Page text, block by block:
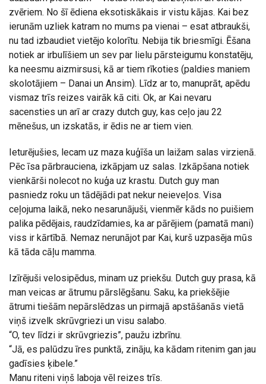
zvēriem. No šī ēdiena eksotiskākais ir vistu kājas. Kai bez
ierunām uzliek katram no mums pa vienai – esat atbraukši,
nu tad izbaudiet vietējo kolorītu. Nebija tik briesmīgi. Ēšana
notiek ar irbulīšiem un sev par lielu pārsteigumu konstatēju,
ka neesmu aizmirsusi, kā ar tiem rīkoties (paldies maniem
skolotājiem – Danai un Ansim). Līdz ar to, manuprāt, apēdu
vismaz trīs reizes vairāk kā citi. Ok, ar Kai nevaru
sacensties un arī ar crazy dutch guy, kas ceļo jau 22
mēnešus, un izskatās, ir ēdis ne ar tiem vien.
Ieturējušies, lecam uz maza kuģīša un laižam salas virzienā.
Pēc īsa pārbrauciena, izkāpjam uz salas. Izkāpšana notiek
vienkārši nolecot no kuģa uz krastu. Dutch guy man
pasniedz roku un tādējādi pat nekur neieveļos. Visa
ceļojuma laikā, neko nesarunājuši, vienmēr kāds no puišiem
palika pēdējais, raudzīdamies, ka ar pārējiem (pamatā mani)
viss ir kārtībā. Nemaz nerunājot par Kai, kurš uzpasēja mūs
kā tāda cāļu mamma.
Izīrējuši velosipēdus, minam uz priekšu. Dutch guy prasa, kā
man veicas ar ātrumu pārslēgšanu. Saku, ka priekšējie
ātrumi tiešām nepārslēdzas un pirmajā apstāšanās vietā
viņš izvelk skrūvgriezi un visu salabo.
“O, tev līdzi ir skrūvgriezis”, paužu izbrīnu.
“Jā, es palūdzu īres punktā, zināju, ka kādam ritenim gan jau
gadīsies ķibele.”
Manu riteni viņš laboja vēl reizes trīs.